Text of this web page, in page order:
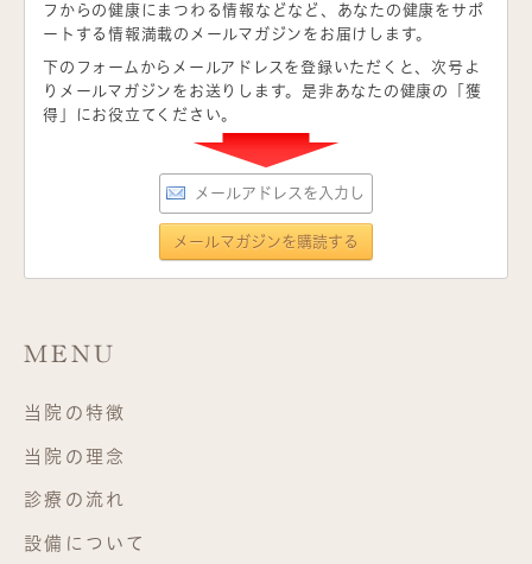
フからの健康にまつわる情報などなど、あなたの健康をサポ
ートする情報満載のメールマガジンをお届けします。
下のフォームからメールアドレスを登録いただくと、次号よ
りメールマガジンをお送りします。是非あなたの健康の「獲
得」にお役立てください。
MENU
当院の特徴
当院の理念
診療の流れ
設備について